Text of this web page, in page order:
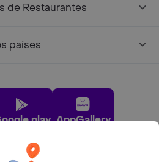
de Restaurantes
países
play AppGallery